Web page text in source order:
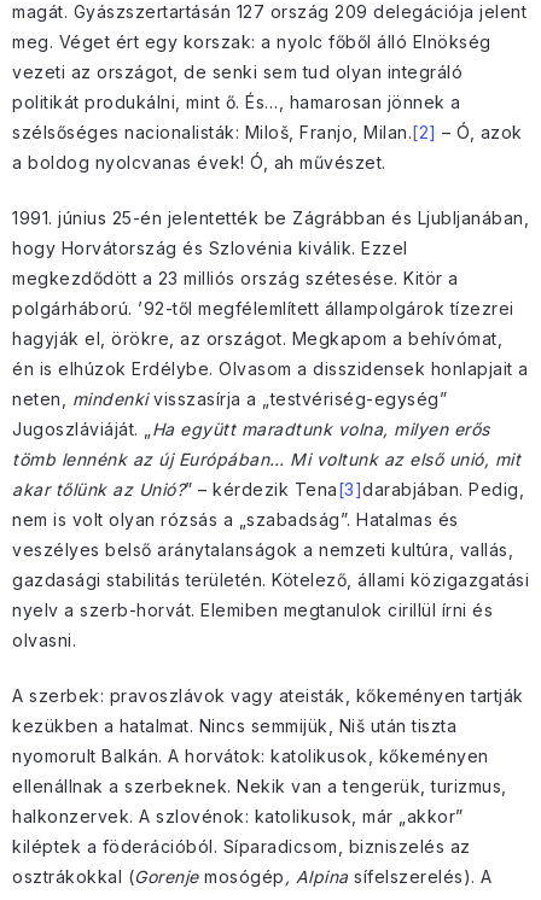
magát. Gyászszertartásán 127 ország 209 delegációja jelent
meg. Véget ért egy korszak: a nyolc főből álló Elnökség
vezeti az országot, de senki sem tud olyan integráló
politikát produkálni, mint ő. És…, hamarosan jönnek a
szélsőséges nacionalisták: Miloš, Franjo, Milan.[2] – Ó, azok
a boldog nyolcvanas évek! Ó, ah művészet.
1991. június 25-én jelentették be Zágrábban és Ljubljanában,
hogy Horvátország és Szlovénia kiválik. Ezzel
megkezdődött a 23 milliós ország szétesése. Kitör a
polgárháború. ’92-től megfélemlített állampolgárok tízezrei
hagyják el, örökre, az országot. Megkapom a behívómat,
én is elhúzok Erdélybe. Olvasom a disszidensek honlapjait a
neten,
mindenkivisszasírja a „testvériség-egység”
Jugoszláviáját. „ Ha együtt maradtunk volna, milyen erős
tömb lennénk az új Európában… Mi voltunk az első unió, mit
akar tőlünk az Unió?” – kérdezik Tena[3]darabjában. Pedig,
nem is volt olyan rózsás a „szabadság”. Hatalmas és
veszélyes belső aránytalanságok a nemzeti kultúra, vallás,
gazdasági stabilitás területén. Kötelező, állami közigazgatási
nyelv a szerb-horvát. Elemiben megtanulok cirillül írni és
olvasni.
A szerbek: pravoszlávok vagy ateisták, kőkeményen tartják
kezükben a hatalmat. Nincs semmijük, Niš után tiszta
nyomorult Balkán. A horvátok: katolikusok, kőkeményen
ellenállnak a szerbeknek. Nekik van a tengerük, turizmus,
halkonzervek. A szlovénok: katolikusok, már „akkor”
kiléptek a föderációból. Síparadicsom, bizniszelés az
osztrákokkal (Gorenjemosógép , Alpinasífelszerelés). A